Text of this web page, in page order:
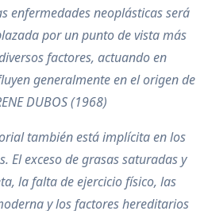
enfermedades neoplásticas será
por un punto de vista más
factores, actuando en
generalmente en el origen de
DUBOS (1968)
también está implícita en los
El exceso de grasas saturadas y
la falta de ejercicio físico, las
y los factores hereditarios